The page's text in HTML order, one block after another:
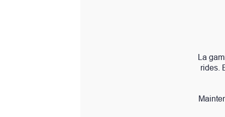
la crème de
La gamme de soins anti-
rides. Basée sur les
Maintenant reformulée avec